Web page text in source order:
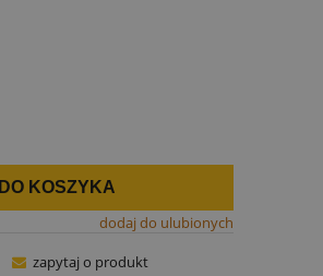
DO KOSZYKA
dodaj do ulubionych
zapytaj o produkt